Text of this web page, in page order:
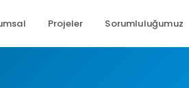
Projeler Sorumluluğumuz